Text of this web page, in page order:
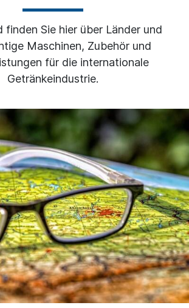
finden Sie hier über Länder und
Maschinen, Zubehör und
für die internationale
Getränkeindustrie.